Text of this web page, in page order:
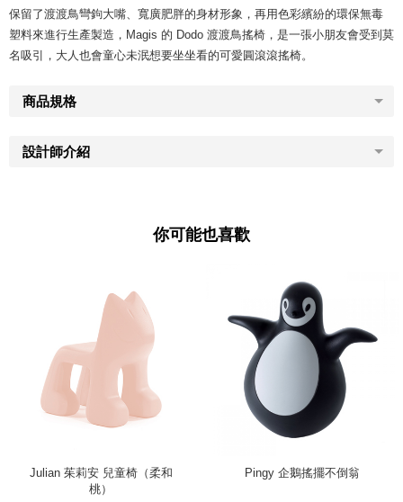
保留了渡渡鳥彎鉤大嘴、寬廣肥胖的身材形象，再用色彩繽紛的環保無毒
塑料來進行生產製造，Magis 的 Dodo 渡渡鳥搖椅，是一張小朋友會受到莫
名吸引，大人也會童心未泯想要坐坐看的可愛圓滾滾搖椅。
商品規格
設計師介紹
你可能也喜歡
Julian 茱莉安 兒童椅（柔和
桃）
Pingy 企鵝搖擺不倒翁